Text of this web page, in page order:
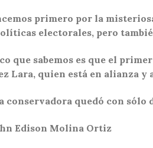
primero por la
electorales, pero
que sabemos es que el
Lara, quien está en alianza
conservadora quedó con sólo
Edison Molina Ortiz